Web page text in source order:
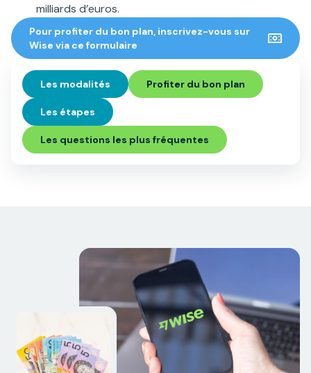
milliards d’euros.
Pour profiter du bon plan, inscrivez-vous sur
Wise via ce formulaire
Les modalités Profiter du bon plan
Les étapes
Les questions les plus fréquentes